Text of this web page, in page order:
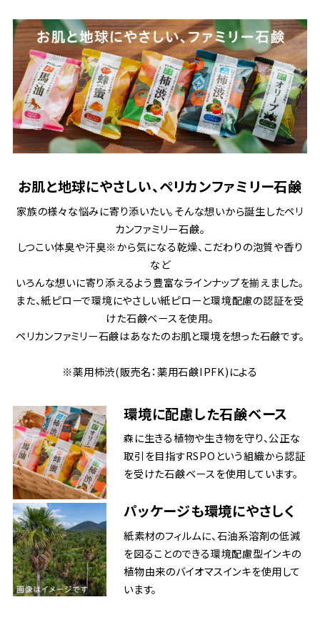
お肌と地球にやさしい、ペリカンファミリー石鹸
家族の様々な悩みに寄り添いたい。そんな想いから誕生したペリ
カンファミリー石鹸。
しつこい体臭や汗臭※から気になる乾燥、こだわりの泡質や香り
など
いろんな想いに寄り添えるよう豊富なラインナップを揃えました。
また、紙ピローで環境にやさしい紙ピローと環境配慮の認証を受
けた石鹸ベースを使用。
ペリカンファミリー石鹸はあなたのお肌と環境を想った石鹸です。
※薬用柿渋(販売名：薬用石鹸IPFK)による
環境に配慮した石鹸ベース
森に生きる植物や生き物を守り、公正な
取引を目指すRSPOという組織から認証
を受けた石鹸ベースを使用しています。
パッケージも環境にやさしく
紙素材のフィルムに、石油系溶剤の低減
を図ることのできる環境配慮型インキの
植物由来のバイオマスインキを使用して
います。